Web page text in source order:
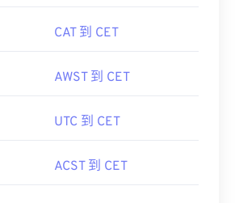
CAT 到 CET
AWST 到 CET
UTC 到 CET
ACST 到 CET